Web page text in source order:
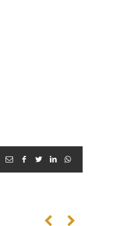
Email facebooktwitterlinkedin
Anterior